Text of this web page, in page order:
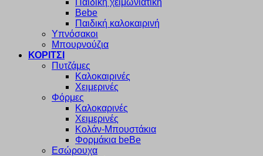
Παιδική χειμωνιάτικη
Bebe
Παιδική καλοκαιρινή
Υπνόσακοι
Μπουρνούζια
ΚΟΡΙΤΣΙ
Πυτζάμες
Καλοκαιρινές
Χειμερινές
Φόρμες
Καλοκαρινές
Χειμερινές
Κολάν-Μπουστάκια
Φορμάκια beBe
Εσώρουχα